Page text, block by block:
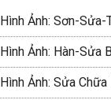
Hình Ảnh: Sơn-Sửa-
Hình Ảnh: Hàn-Sửa
Hình Ảnh: Sửa